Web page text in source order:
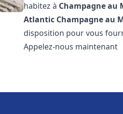
habitez à Champagne au
Atlantic Champagne au
disposition pour vous
Appelez-nous maintenant